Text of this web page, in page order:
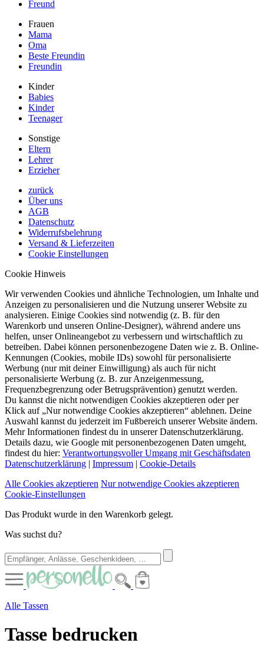
Freund
Frauen
Mama
Oma
Beste Freundin
Freundin
Kinder
Babies
Kinder
Teenager
Sonstige
Eltern
Lehrer
Erzieher
zurück
Über uns
AGB
Datenschutz
Widerrufsbelehrung
Versand & Lieferzeiten
Cookie Einstellungen
Cookie Hinweis
Wir verwenden Cookies und ähnliche Technologien, um Inhalte und
Anzeigen zu personalisieren und die Nutzung unserer Website zu
analysieren. Einige Cookies sind notwendig (z. B. für den
Warenkorb und unseren Online-Designer), während andere uns
helfen, unser Onlineangebot zu verbessern und wirtschaftlich zu
betreiben. Dabei können personenbezogene Daten wie z. B. Online-
Kennungen (Cookies, mobile IDs) sowohl für personalisierte
Werbung (nur mit deiner Einwilligung) als auch für nicht
personalisierte Werbung (z. B. zur Anzeigenmessung,
Frequenzbegrenzung oder Betrugsprävention) genutzt werden.
Du kannst die nicht notwendigen Cookies akzeptieren oder per
Klick auf „Nur notwendige Cookies akzeptieren“ ablehnen. Deine
Auswahl kannst du jederzeit im Fußbereich unserer Website ändern.
Mehr Informationen findest du in unserer Datenschutzerklärung.
Details dazu, wie Google mit personenbezogenen Daten umgeht,
findest du hier: Verantwortungsvoller Umgang mit Geschäftsdaten
Datenschutzerklärung | Impressum | Cookie-Details
Alle Cookies akzeptieren Nur notwendige Cookies akzeptieren
Cookie-Einstellungen
Das Produkt wurde in den Warenkorb gelegt.
Was suchst du?
Alle Tassen
Tasse bedrucken